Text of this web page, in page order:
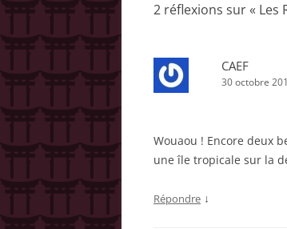
2 réflexions sur « Les
CAEF
30 octobre
Wouaou ! Encore deux
une île tropicale sur la
Répondre ↓